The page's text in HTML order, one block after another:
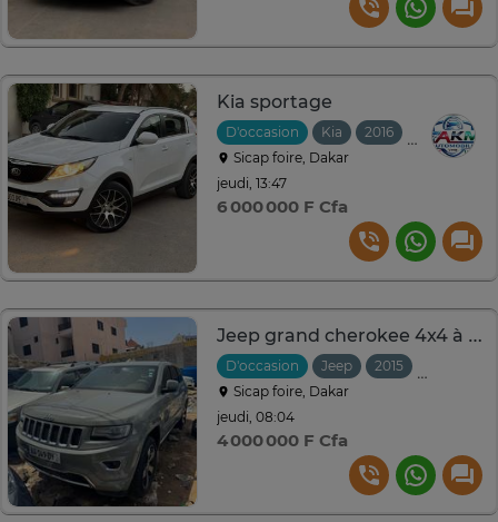
Kia sportage
D'occasion Kia 2016
Sicap foire, Dakar
jeudi, 13:47
6 000 000 F Cfa
Jeep grand cherokee 4x4 à vendre
D'occasion Jeep 2015
Sicap foire, Dakar
jeudi, 08:04
4 000 000 F Cfa